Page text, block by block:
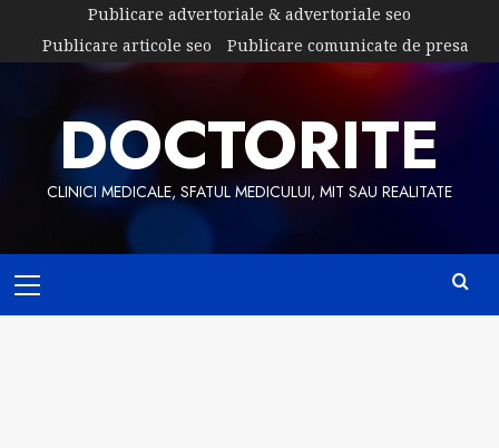
content
Publicare advertoriale & advertoriale seo
Publicare articole seo
Publicare comunicate de presa
DOCTORITE
CLINICI MEDICALE, SFATUL MEDICULUI, MIT SAU REALITATE
Menu